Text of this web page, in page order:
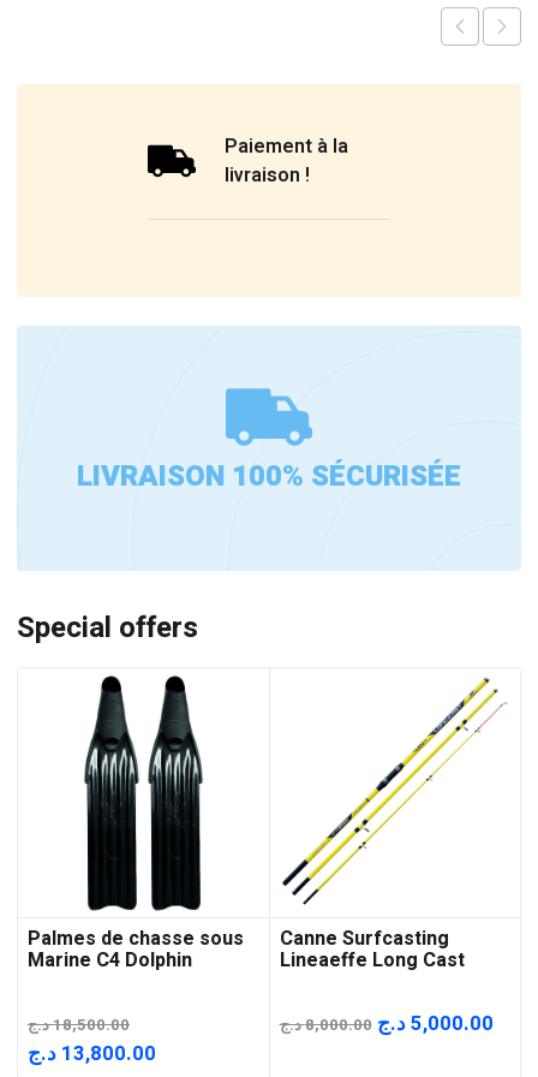
Paiement à la
livraison !
LIVRAISON 100% SÉCURISÉE
Special offers
Palmes de chasse sous
Marine C4 Dolphin
18,500.00د.ج
Le 13,800.00 د.ج
Canne Surfcasting
Lineaeffe Long Cast
8,000.00د.ج
Le 5,000.00د.ج
Le